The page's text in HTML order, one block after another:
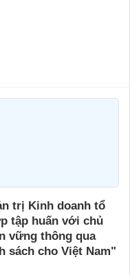
trị Kinh doanh tổ
tập huấn với chủ
vững thông qua
sách cho Việt Nam"